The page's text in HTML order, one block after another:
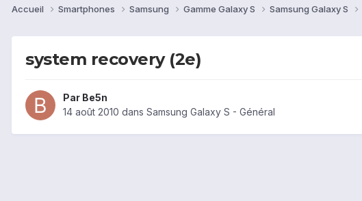
Accueil Smartphones Samsung Gamme Galaxy S Samsung Galaxy S
system recovery (2e)
Par Be5n
14 août 2010 dans Samsung Galaxy S - Général